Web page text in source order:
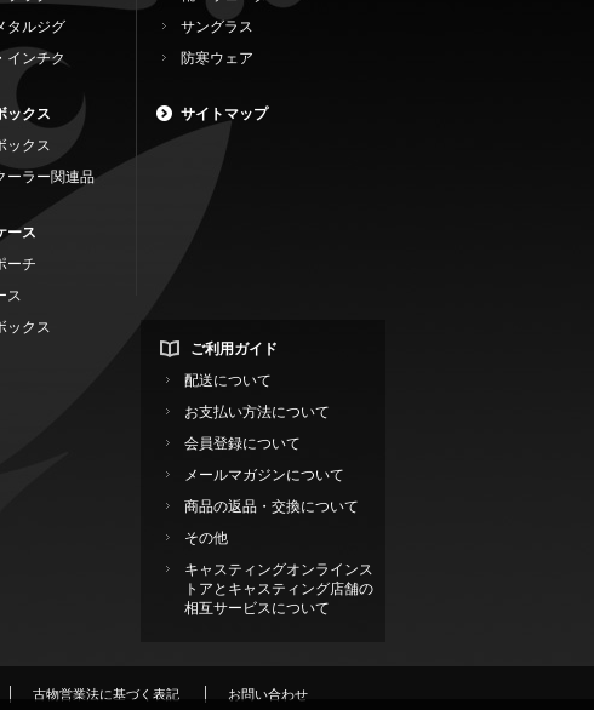
タルジグ
インチク
ックス
ックス
ーラー関連品
ース
ーチ
ス
ックス
サングラス
防寒ウェア
サイトマップ
ご利用ガイド
配送について
お支払い方法について
会員登録について
メールマガジンについて
商品の返品・交換について
その他
キャスティングオンラインス
トアとキャスティング店舗の
相互サービスについて
古物営業法に基づく表記 お問い合わせ